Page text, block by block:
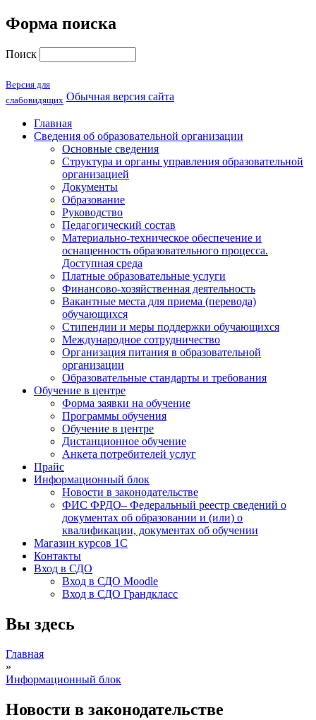
Форма поиска
Поиск
Версия для
слабовидящих Обычная версия сайта
Главная
Сведения об образовательной организации
Основные сведения
Структура и органы управления образовательной
организацией
Документы
Образование
Руководство
Педагогический состав
Материально-техническое обеспечение и
оснащенность образовательного процесса.
Доступная среда
Платные образовательные услуги
Финансово-хозяйственная деятельность
Вакантные места для приема (перевода)
обучающихся
Стипендии и меры поддержки обучающихся
Международное сотрудничество
Организация питания в образовательной
организации
Образовательные стандарты и требования
Обучение в центре
Форма заявки на обучение
Программы обучения
Обучение в центре
Дистанционное обучение
Анкета потребителей услуг
Прайс
Информационный блок
Новости в законодательстве
ФИС ФРДО– Федеральный реестр сведений о
документах об образовании и (или) о
квалификации, документах об обучении
Магазин курсов 1С
Контакты
Вход в СДО
Вход в СДО Moodle
Вход в СДО Грандкласс
Вы здесь
Главная
»
Информационный блок
Новости в законодательстве